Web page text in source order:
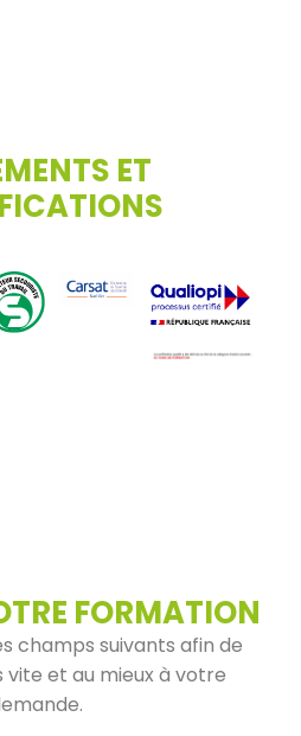
ET
FORMATION
champs suivants afin de
vite et au mieux à votre